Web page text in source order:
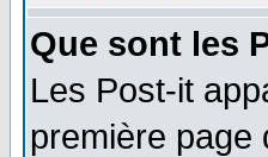
Que sont les
Les Post-it
première page